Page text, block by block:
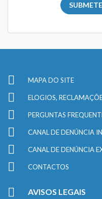
MAPA DO SITE
ELOGIOS,
PERGUNTAS
CANAL DE DENÚNCIA
CANAL DE DENÚNCIA
CONTACTOS
AVISOS LEGAIS